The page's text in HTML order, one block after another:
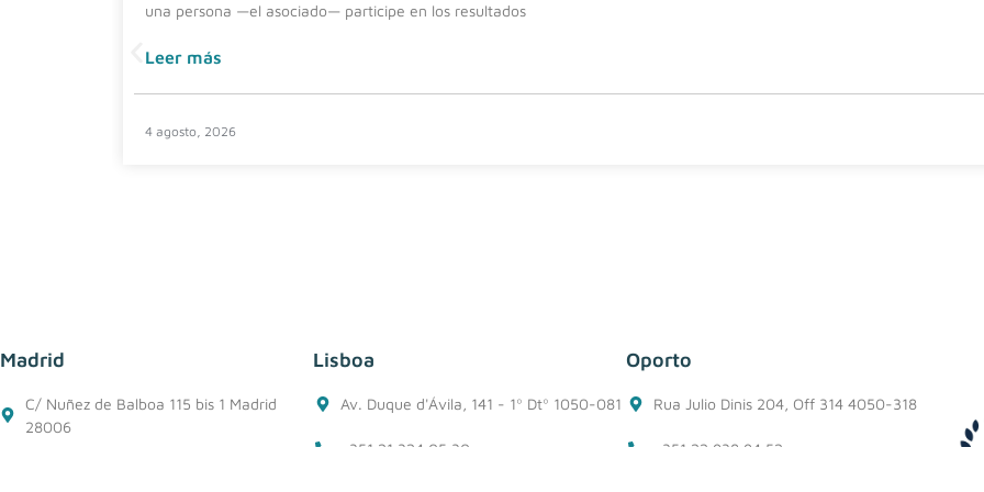
una persona —el asociado— participe en los resultados
Leer más
4 agosto, 2026
Madrid
C/ Nuñez de Balboa 115 bis 1 Madrid
28006
Lisboa
Av. Duque d'Ávila, 141 - 1º Dtº 1050-081
+351 21 324 05 30
Oporto
Rua Julio Dinis 204, Off 314 4050-318
+351 22 938 94 52